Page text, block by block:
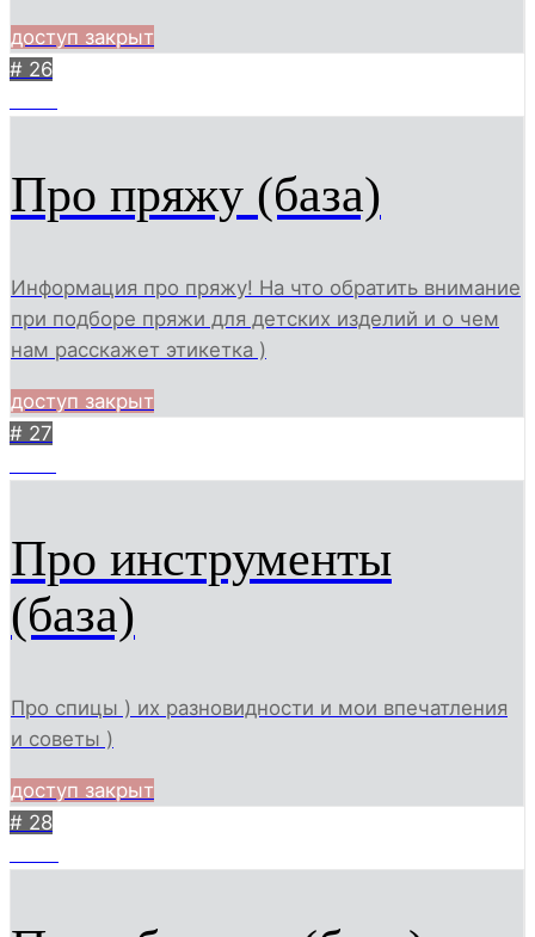
доступ закрыт
# 26
Про пряжу (база)
Информация про пряжу! На что обратить внимание
при подборе пряжи для детских изделий и о чем
нам расскажет этикетка )
доступ закрыт
# 27
Про инструменты
(база)
Про спицы ) их разновидности и мои впечатления
и советы )
доступ закрыт
# 28